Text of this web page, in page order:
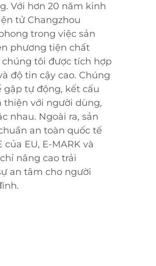
Với hơn 20 năm kinh
tử Changzhou
trong việc sản
phương tiện chất
tôi được tích hợp
độ tin cậy cao. Chúng
tự động, kết cấu
thiện với người dùng,
nhau. Ngoài ra, sản
an toàn quốc tế
EU, E-MARK và
nâng cao trải
an tâm cho người